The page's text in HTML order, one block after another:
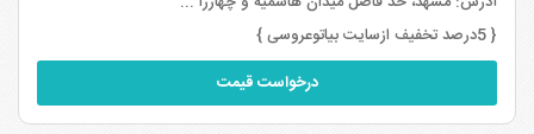
{ 5درصد تخفیف ازسایت بیاتوعروسی }
درخواست قیمت